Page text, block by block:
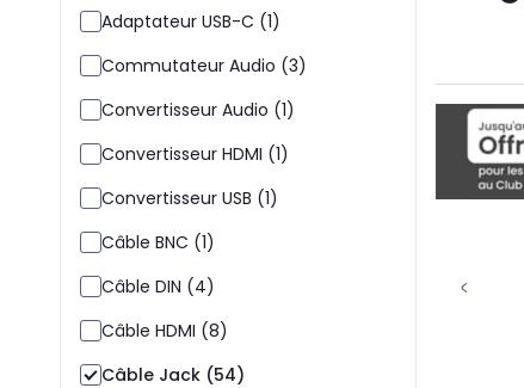
Adaptateur USB-C (1)
Commutateur Audio (3)
Convertisseur Audio (1)
Convertisseur HDMI (1)
Convertisseur USB (1)
Câble BNC (1)
Câble DIN (4)
Câble HDMI (8)
Câble Jack (54)